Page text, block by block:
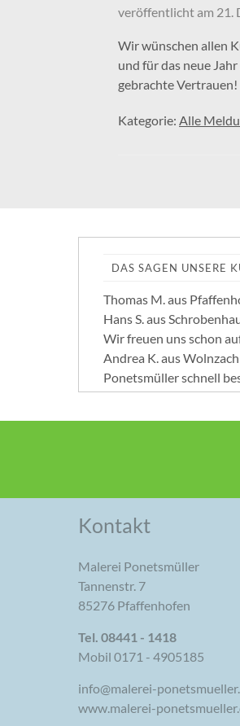
veröffentlicht am 21.
Wir wünschen allen
und für das neue
gebrachte
Kategorie: Alle
DAS SAGEN UNSERE
Thomas M. aus
Hans S. aus
Wir freuen uns schon
Andrea K. aus
Ponetsmüller schnell
Kontakt
Malerei Ponetsmüller
Tannenstr. 7
85276 Pfaffenhofen
Tel. 08441 - 1418
Mobil 0171 - 4905185
info@malerei-
www.malerei-